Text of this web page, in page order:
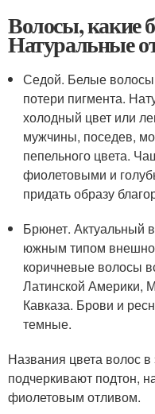
Волосы, какие
Натуральные
Седой. Белые волосы
потери пигмента.
холодный цвет или
мужчины, поседев,
пепельного цвета.
фиолетовыми и
придать образу
Брюнет. Актуальный
южным типом
коричневые волосы
Латинской Америки,
Кавказа. Брови и
темные.
Названия цвета волос в
подчеркивают подтон,
фиолетовым отливом.